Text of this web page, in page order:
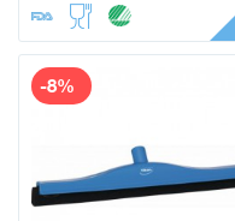
-8%